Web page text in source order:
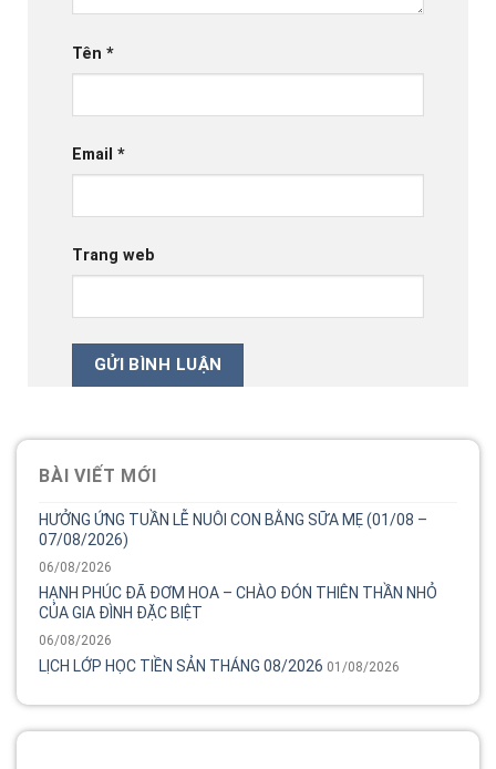
Tên *
Email *
Trang web
BÀI VIẾT MỚI
HƯỞNG ỨNG TUẦN LỄ NUÔI CON BẰNG SỮA MẸ (01/08 –
07/08/2026)
06/08/2026
HẠNH PHÚC ĐÃ ĐƠM HOA – CHÀO ĐÓN THIÊN THẦN NHỎ
CỦA GIA ĐÌNH ĐẶC BIỆT
06/08/2026
LỊCH LỚP HỌC TIỀN SẢN THÁNG 08/2026 01/08/2026